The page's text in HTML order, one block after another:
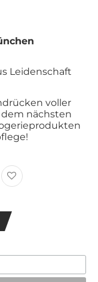
Leidenschaft
voller
dem nächsten